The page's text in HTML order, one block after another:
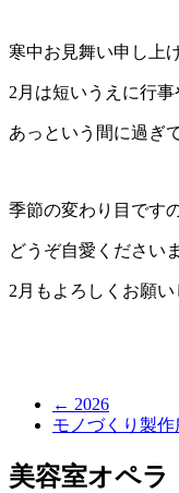
寒中お見舞い申し上
2月は短いうえに行
あっという間に過ぎ
季節の変わり目です
どうぞ自愛ください
2月もよろしくお願い
← 2026
モノづくり製作
美容室オペラ